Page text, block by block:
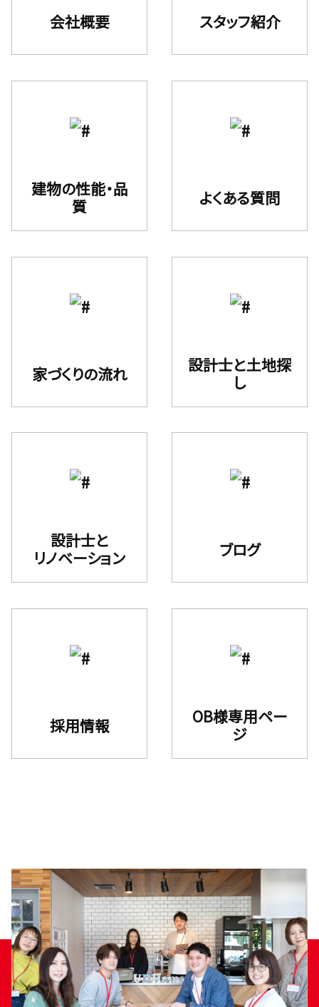
会社概要 スタッフ紹介
建物の性能・品
質
よくある質問
家づくりの流れ
設計⼠と⼟地探
し
設計士と
リノベーション
ブログ
採用情報
OB様専用ペー
ジ